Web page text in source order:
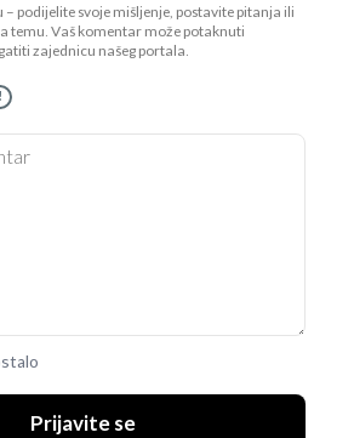
– podijelite svoje mišljenje, postavite pitanja ili
temu. Vaš komentar može potaknuti
zajednicu našeg portala.
!
Prijavite se